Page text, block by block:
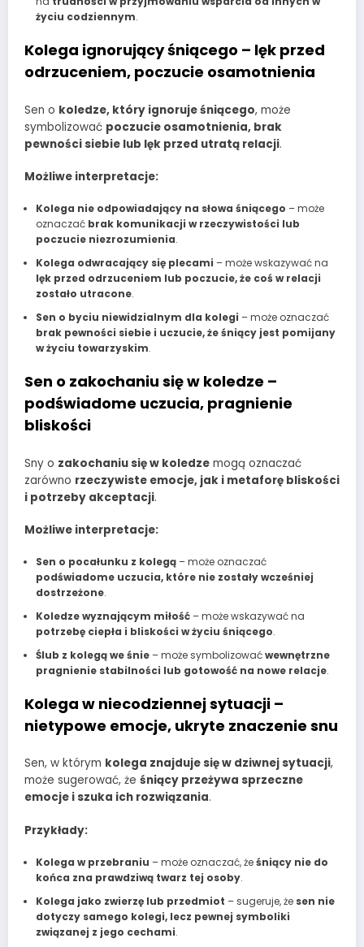
życiu codziennym.
Kolega ignorujący śniącego – lęk przed
odrzuceniem, poczucie osamotnienia
Sen o koledze, który ignoruje śniącego, może
symbolizować poczucie osamotnienia, brak
pewności siebie lub lęk przed utratą relacji.
Możliwe interpretacje:
Kolega nie odpowiadający na słowa śniącego – może
oznaczać brak komunikacji w rzeczywistości lub
poczucie niezrozumienia.
Kolega odwracający się plecami – może wskazywać na
lęk przed odrzuceniem lub poczucie, że coś w relacji
zostało utracone.
Sen o byciu niewidzialnym dla kolegi – może oznaczać
brak pewności siebie i uczucie, że śniący jest pomijany
w życiu towarzyskim.
Sen o zakochaniu się w koledze –
podświadome uczucia, pragnienie
bliskości
Sny o zakochaniu się w koledze mogą oznaczać
zarówno rzeczywiste emocje, jak i metaforę bliskości
i potrzeby akceptacji.
Możliwe interpretacje:
Sen o pocałunku z kolegą– może oznaczać
podświadome uczucia, które nie zostały wcześniej
dostrzeżone.
Koledze wyznającym miłość– może wskazywać na
potrzebę ciepła i bliskości w życiu śniącego.
Ślub z kolegą we śnie– może symbolizowaćwewnętrzne
pragnienie stabilności lub gotowość na nowe relacje.
Kolega w niecodziennej sytuacji –
nietypowe emocje, ukryte znaczenie snu
Sen, w którym kolega znajduje się w dziwnej sytuacji,
może sugerować, że śniący przeżywa sprzeczne
emocje i szuka ich rozwiązania.
Przykłady:
Kolega w przebraniu – może oznaczać, żeśniący nie do
końca zna prawdziwą twarz tej osoby.
Kolega jako zwierzę lub przedmiot – sugeruje, że sen nie
dotyczy samego kolegi, lecz pewnej symboliki
związanej z jego cechami.